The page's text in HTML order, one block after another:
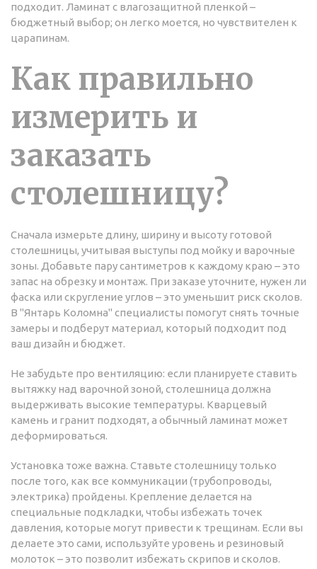
подходит. Ламинат с влагозащитной пленкой –
бюджетный выбор; он легко моется, но чувствителен к
царапинам.
Как правильно
измерить и
заказать
столешницу?
Сначала измерьте длину, ширину и высоту готовой
столешницы, учитывая выступы под мойку и варочные
зоны. Добавьте пару сантиметров к каждому краю – это
запас на обрезку и монтаж. При заказе уточните, нужен ли
фаска или скругление углов – это уменьшит риск сколов.
В "Янтарь Коломна" специалисты помогут снять точные
замеры и подберут материал, который подходит под
ваш дизайн и бюджет.
Не забудьте про вентиляцию: если планируете ставить
вытяжку над варочной зоной, столешница должна
выдерживать высокие температуры. Кварцевый
камень и гранит подходят, а обычный ламинат может
деформироваться.
Установка тоже важна. Ставьте столешницу только
после того, как все коммуникации (трубопроводы,
электрика) пройдены. Крепление делается на
специальные подкладки, чтобы избежать точек
давления, которые могут привести к трещинам. Если вы
делаете это сами, используйте уровень и резиновый
молоток – это позволит избежать скрипов и сколов.